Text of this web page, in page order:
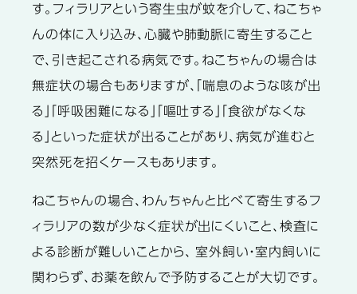
す。フィラリアという寄生虫が蚊を介して、ねこちゃ
んの体に入り込み、心臓や肺動脈に寄生すること
で、引き起こされる病気です。ねこちゃんの場合は
無症状の場合もありますが、「喘息のような咳が出
る」「呼吸困難になる」「嘔吐する」「食欲がなくな
る」といった症状が出ることがあり、病気が進むと
突然死を招くケースもあります。
ねこちゃんの場合、わんちゃんと比べて寄生するフ
ィラリアの数が少なく症状が出にくいこと、検査に
よる診断が難しいことから、 室外飼い・室内飼いに
関わらず、お薬を飲んで予防することが大切です。